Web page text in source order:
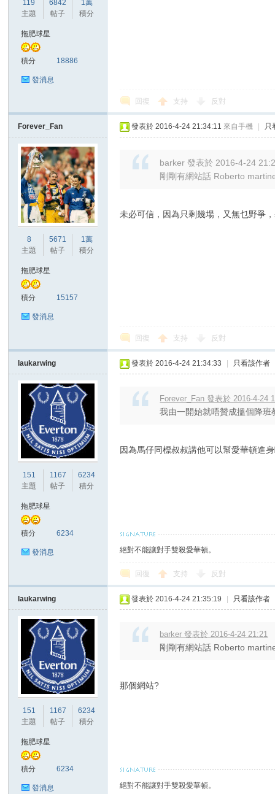
討
119
主題
6842
帖子
1萬
積分
拖肥球星
積分 18886
發消息
回復 支持 反對
Forever_Fan
8
主題
5671
帖子
1萬
積分
拖肥球星
積分 15157
發消息
發表於 2016-4-24 21:34:11 來自手機 只
barker 發表於 2016-4-24
剛剛有網站話 Roberto
未必可信，因為只剩幾場，又無乜野爭
回復 支持 反對
laukarwing
151
主題
1167
帖子
6234
積分
拖肥球星
積分 6234
發消息
發表於 2016-4-24 21:34:33 只看該作者
Forever_Fan 發表於 2016-4-24
我由一開始就唔贊成搵個降班
因為馬仔同標叔叔講他可以幫愛華頓進身
絕對不能讓對手雙殺愛華頓。
回復 支持 反對
laukarwing
151
主題
1167
帖子
6234
積分
拖肥球星
積分 6234
發消息
發表於 2016-4-24 21:35:19 只看該作者
barker 發表於 2016-4-24 21:21
剛剛有網站話 Roberto
那個網站?
絕對不能讓對手雙殺愛華頓。